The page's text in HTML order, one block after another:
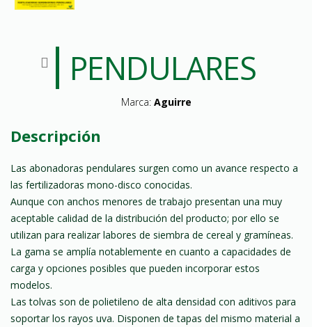
PENDULARES
Marca: Aguirre
Descripción
Las abonadoras pendulares surgen como un avance respecto a
las fertilizadoras mono-disco conocidas.
Aunque con anchos menores de trabajo presentan una muy
aceptable calidad de la distribución del producto; por ello se
utilizan para realizar labores de siembra de cereal y gramíneas.
La gama se amplía notablemente en cuanto a capacidades de
carga y opciones posibles que pueden incorporar estos
modelos.
Las tolvas son de polietileno de alta densidad con aditivos para
soportar los rayos uva. Disponen de tapas del mismo material a